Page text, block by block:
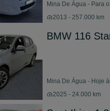
Mina De Água - Para
2013 - 257.000 km
BMW 116
Mina De Água - Hoje
2025 - 24.000 km